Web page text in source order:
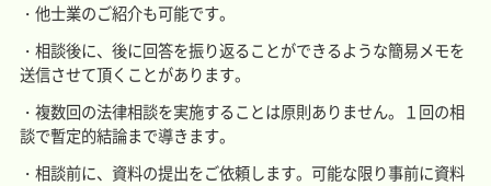
・他士業のご紹介も可能です。
・相談後に、後に回答を振り返ることができるような簡易メモを
送信させて頂くことがあります。
・複数回の法律相談を実施することは原則ありません。１回の相
談で暫定的結論まで導きます。
・相談前に、資料の提出をご依頼します。可能な限り事前に資料